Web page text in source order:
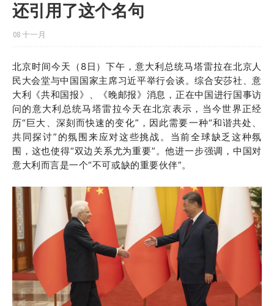
还引用了这个名句
08 十一月
北京时间今天（8日）下午，意大利总统马塔雷拉在北京人
民大会堂与中国国家主席习近平举行会谈。综合安莎社、意
大利《共和国报》、《晚邮报》消息，正在中国进行国事访
问的意大利总统马塔雷拉今天在北京表示，当今世界正经
历“巨大、深刻而快速的变化”，因此需要一种“和谐共处、
共同探讨”的氛围来应对这些挑战。当前全球缺乏这种氛
围，这也使得“双边关系尤为重要”。他进一步强调，中国对
意大利而言是一个“不可或缺的重要伙伴”。